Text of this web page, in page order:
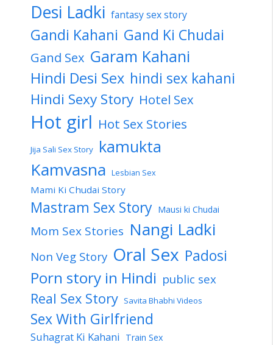
Desi Ladki fantasy sex story
Gandi Kahani Gand Ki Chudai
Gand Sex Garam Kahani
Hindi Desi Sex hindi sex kahani
Hindi Sexy Story Hotel Sex
Hot girl Hot Sex Stories
Jija Sali Sex Story kamukta
Kamvasna Lesbian Sex
Mami Ki Chudai Story
Mastram Sex Story Mausi ki Chudai
Mom Sex Stories Nangi Ladki
Non Veg Story Oral Sex Padosi
Porn story in Hindi public sex
Real Sex Story Savita Bhabhi Videos
Sex With Girlfriend
Suhagrat Ki Kahani Train Sex